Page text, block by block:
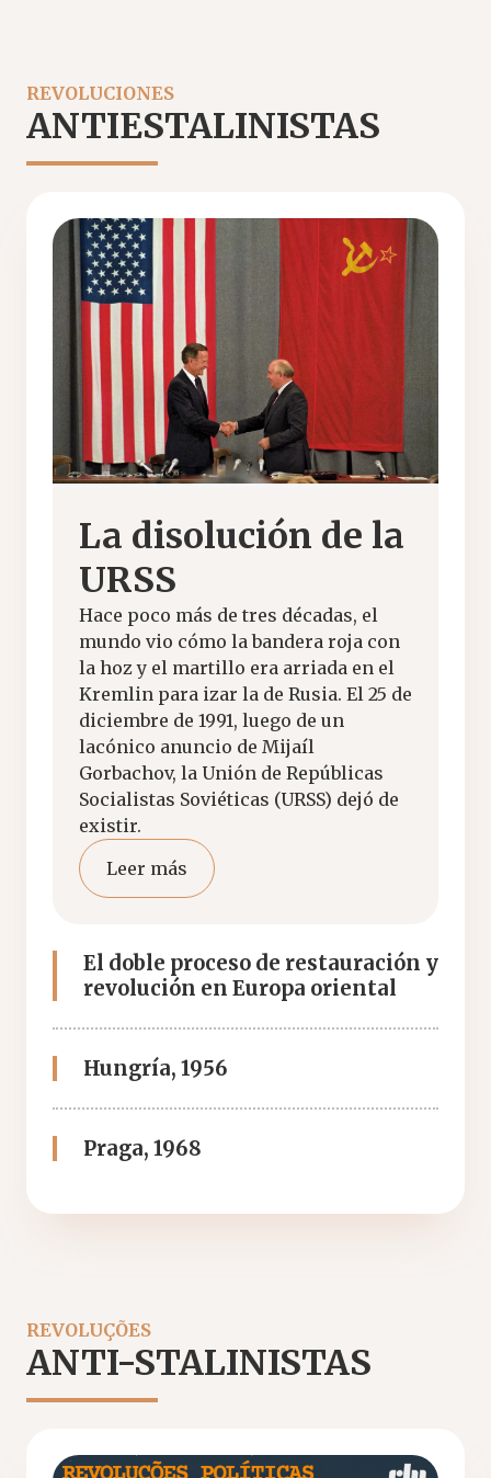
REVOLUCIONES
ANTIESTALINISTAS
La disolución de la
URSS
Hace poco más de tres décadas, el
mundo vio cómo la bandera roja con
la hoz y el martillo era arriada en el
Kremlin para izar la de Rusia. El 25 de
diciembre de 1991, luego de un
lacónico anuncio de Mijaíl
Gorbachov, la Unión de Repúblicas
Socialistas Soviéticas (URSS) dejó de
existir.
Leer más
El doble proceso de restauración y
revolución en Europa oriental
Hungría, 1956
Praga, 1968
REVOLUÇÕES
ANTI-STALINISTAS